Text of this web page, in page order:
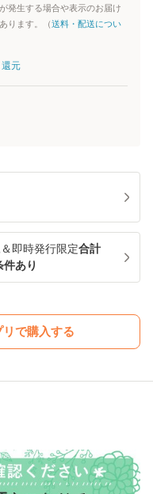
発生する場合や表示のお届け
ります。（送料・配送につい
元
即時発行限定合計
あり
で購入する